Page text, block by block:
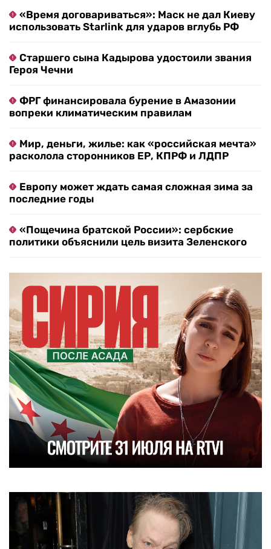
«Время договариваться»: Маск не дал Киеву
использовать Starlink для ударов вглубь РФ
Старшего сына Кадырова удостоили звания
Героя Чечни
ФРГ финансировала бурение в Амазонии
вопреки климатическим правилам
Мир, деньги, жилье: как «российская мечта»
расколола сторонников ЕР, КПРФ и ЛДПР
Европу может ждать самая сложная зима за
последние годы
«Пощечина братской России»: сербские
политики объяснили цель визита Зеленского